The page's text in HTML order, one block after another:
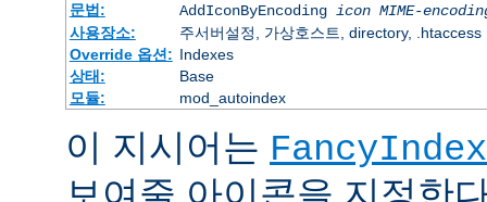
문법:
AddIconByEncoding icon MIME-
사용장소:
주서버설정, 가상호스트, directory, .htaccess
Override 옵션: Indexes
상태:
Base
모듈:
mod_autoindex
이 지시어는
보여줄 아이콘을 지정한